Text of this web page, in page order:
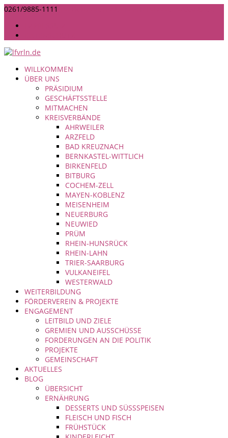
0261/9885-1111
WILLKOMMEN
ÜBER UNS
PRÄSIDIUM
GESCHÄFTSSTELLE
MITMACHEN
KREISVERBÄNDE
AHRWEILER
ARZFELD
BAD KREUZNACH
BERNKASTEL-WITTLICH
BIRKENFELD
BITBURG
COCHEM-ZELL
MAYEN-KOBLENZ
MEISENHEIM
NEUERBURG
NEUWIED
PRÜM
RHEIN-HUNSRÜCK
RHEIN-LAHN
TRIER-SAARBURG
VULKANEIFEL
WESTERWALD
WEITERBILDUNG
FÖRDERVEREIN & PROJEKTE
ENGAGEMENT
LEITBILD UND ZIELE
GREMIEN UND AUSSCHÜSSE
FORDERUNGEN AN DIE POLITIK
PROJEKTE
GEMEINSCHAFT
AKTUELLES
BLOG
ÜBERSICHT
ERNÄHRUNG
DESSERTS UND SÜSSSPEISEN
FLEISCH UND FISCH
FRÜHSTÜCK